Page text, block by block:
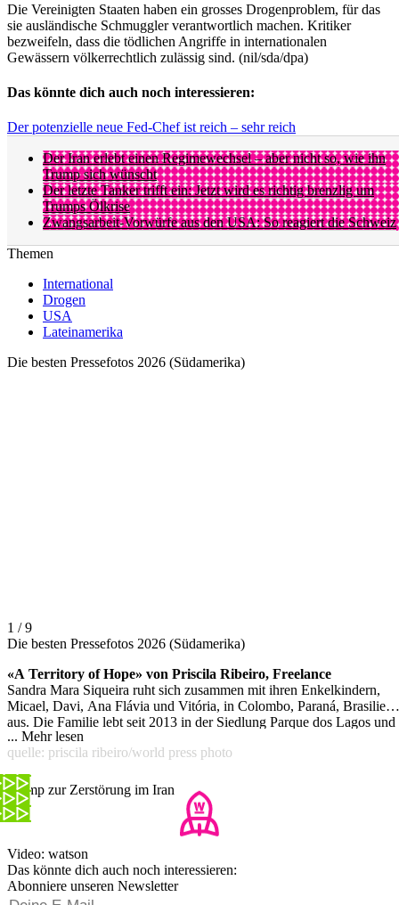
Die Vereinigten Staaten haben ein grosses Drogenproblem, für das
sie ausländische Schmuggler verantwortlich machen. Kritiker
bezweifeln, dass die tödlichen Angriffe in internationalen
Gewässern völkerrechtlich zulässig sind. (nil/sda/dpa)
Das könnte dich auch noch interessieren:
Der potenzielle neue Fed-Chef ist reich – sehr reich
Der Iran erlebt einen Regimewechsel – aber nicht so, wie ihn
Trump sich wünscht
Der letzte Tanker trifft ein: Jetzt wird es richtig brenzlig um
Trumps Ölkrise
Zwangsarbeit-Vorwürfe aus den USA: So reagiert die Schweiz
Themen
International
Drogen
USA
Lateinamerika
Die besten Pressefotos 2026 (Südamerika)
1 / 9
Die besten Pressefotos 2026 (Südamerika)
«A Territory of Hope» von Priscila Ribeiro, Freelance
Sandra Mara Siqueira ruht sich zusammen mit ihren Enkelkindern,
Micael, Davi, Ana Flávia und Vitória, in Colombo, Paraná, Brasilien,
aus. Die Familie lebt seit 2013 in der Siedlung Parque dos Lagos und
strebt eine Landlegalisierung an, um den Zugang zu grundlegender
Infrastruktur zu gewährleisten.
... Mehr lesen
quelle: priscila ribeiro/world press photo
Trump zur Zerstörung im Iran
Video: watson
Das könnte dich auch noch interessieren:
Abonniere unseren Newsletter